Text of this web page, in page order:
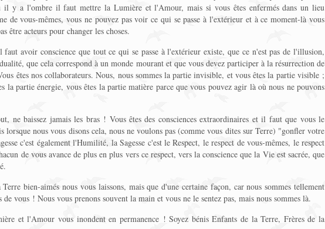
y a l'ombre il faut mettre la Lumière et l'Amour, mais si vous êtes enfermés dans un lieu
de vous-mêmes, vous ne pouvez pas voir ce qui se passe à l'extérieur et à ce moment-là vous
être acteurs pour changer les choses.
avoir conscience que tout ce qui se passe à l'extérieur existe, que ce n'est pas de l'illusion,
que cela correspond à un monde mourant et que vous devez participer à la résurrection de
êtes nos collaborateurs. Nous, nous sommes la partie invisible, et vous êtes la partie visible ;
la partie énergie, vous êtes la partie matière parce que vous pouvez agir là où nous ne pouvons
ne baissez jamais les bras ! Vous êtes des consciences extraordinaires et il faut que vous le
lorsque nous vous disons cela, nous ne voulons pas (comme vous dites sur Terre) "gonfler votre
c'est également l'Humilité, la Sagesse c'est le Respect, le respect de vous-mêmes, le respect
de vous avance de plus en plus vers ce respect, vers la conscience que la Vie est sacrée, que
Terre bien-aimés nous vous laissons, mais que d'une certaine façon, car nous sommes tellement
de vous ! Nous vous prenons souvent la main et vous ne le sentez pas, mais nous sommes là.
et l'Amour vous inondent en permanence ! Soyez bénis Enfants de la Terre, Frères de la